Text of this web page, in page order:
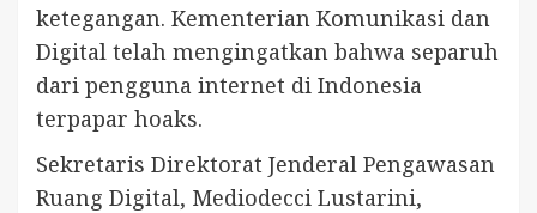
ketegangan. Kementerian Komunikasi dan
Digital telah mengingatkan bahwa separuh
dari pengguna internet di Indonesia
terpapar hoaks.
Sekretaris Direktorat Jenderal Pengawasan
Ruang Digital, Mediodecci Lustarini,